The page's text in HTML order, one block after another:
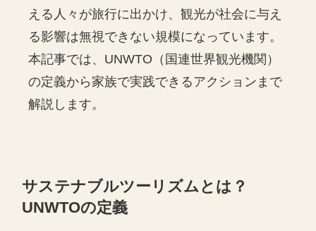
える人々が旅行に出かけ、観光が社会に与え
る影響は無視できない規模になっています。
本記事では、UNWTO（国連世界観光機関）
の定義から家族で実践できるアクションまで
解説します。
サステナブルツーリズムとは？
UNWTOの定義